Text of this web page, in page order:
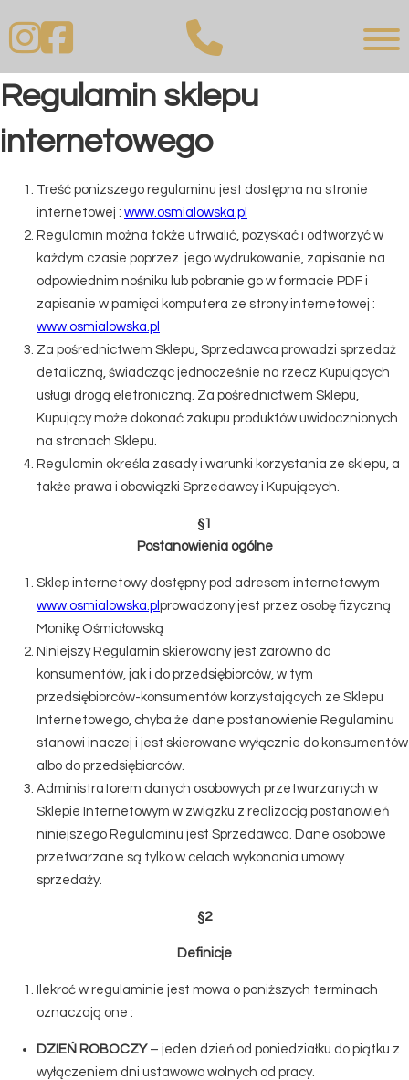
Regulamin sklepu
internetowego
Treść ponizszego regulaminu jest dostępna na stronie
internetowej : www.osmialowska.pl
Regulamin można także utrwalić, pozyskać i odtworzyć w
każdym czasie poprzez jego wydrukowanie, zapisanie na
odpowiednim nośniku lub pobranie go w formacie PDF i
zapisanie w pamięci komputera ze strony internetowej :
www.osmialowska.pl
Za pośrednictwem Sklepu, Sprzedawca prowadzi sprzedaż
detaliczną, świadcząc jednocześnie na rzecz Kupujących
usługi drogą eletroniczną. Za pośrednictwem Sklepu,
Kupujący może dokonać zakupu produktów uwidocznionych
na stronach Sklepu.
Regulamin określa zasady i warunki korzystania ze sklepu, a
także prawa i obowiązki Sprzedawcy i Kupujących.
§1
Postanowienia ogólne
Sklep internetowy dostępny pod adresem internetowym
www.osmialowska.pl prowadzony jest przez osobę fizyczną
Monikę Ośmiałowską
Niniejszy Regulamin skierowany jest zarówno do
konsumentów, jak i do przedsiębiorców, w tym
przedsiębiorców-konsumentów korzystających ze Sklepu
Internetowego, chyba że dane postanowienie Regulaminu
stanowi inaczej i jest skierowane wyłącznie do konsumentów
albo do przedsiębiorców.
Administratorem danych osobowych przetwarzanych w
Sklepie Internetowym w związku z realizacją postanowień
niniejszego Regulaminu jest Sprzedawca. Dane osobowe
przetwarzane są tylko w celach wykonania umowy
sprzedaży.
§2
Definicje
Ilekroć w regulaminie jest mowa o poniższych terminach
oznaczają one :
DZIEŃ ROBOCZY– jeden dzień od poniedziałku do piątku z
wyłączeniem dni ustawowo wolnych od pracy.